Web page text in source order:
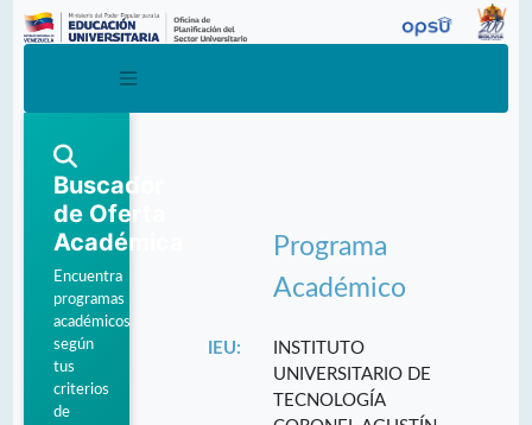
Buscador
de Oferta
Académica
Encuentra
programas
académicos
según
tus
criterios
de
Programa
Académico
IEU:
INSTITUTO
UNIVERSITARIO DE
TECNOLOGÍA